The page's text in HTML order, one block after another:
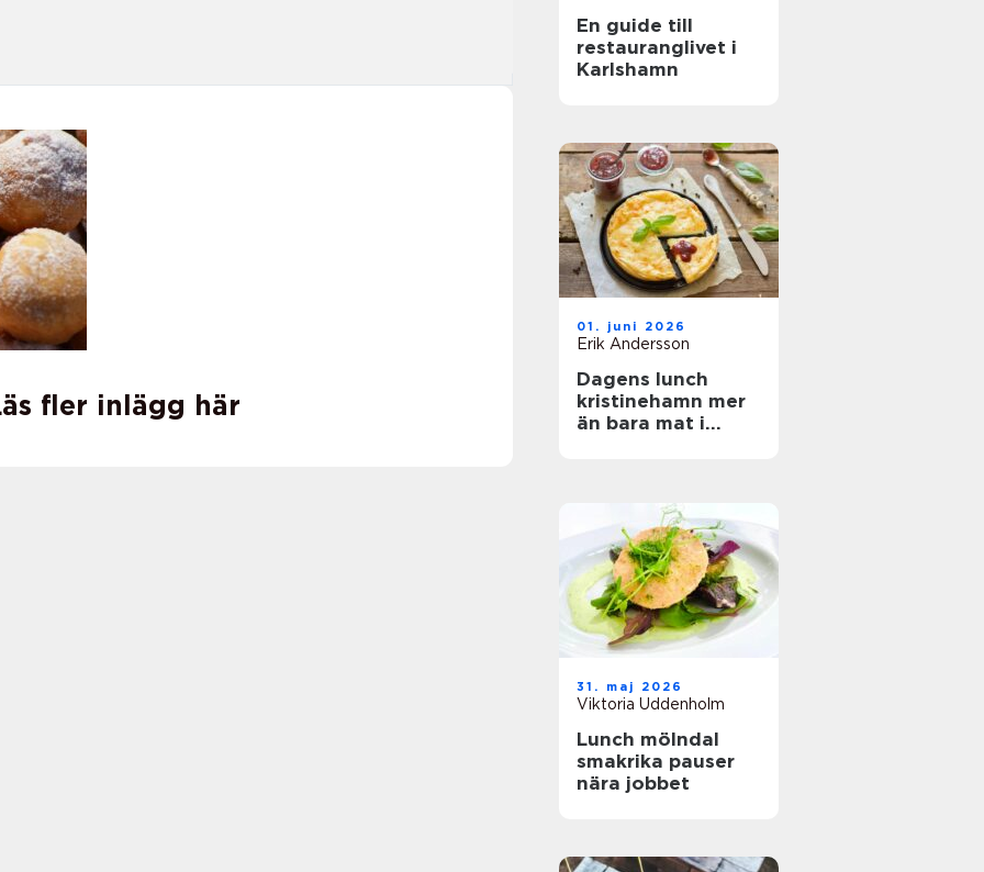
fler inlägg här
En guide till
restauranglivet i
Karlshamn
01. juni 2026
Erik Andersson
Dagens lunch
kristinehamn mer
än bara mat i
31. maj 2026
Viktoria Uddenholm
Lunch mölndal
smakrika pauser
nära jobbet